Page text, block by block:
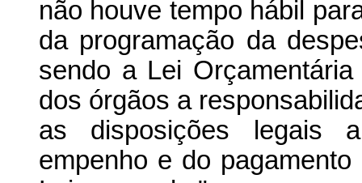
não houve tempo hábil
da programação da
sendo a Lei
dos órgãos a
as disposições legais
empenho e do